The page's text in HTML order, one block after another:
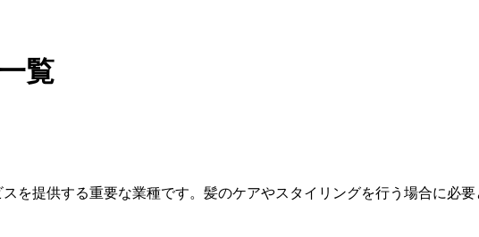
覧
を提供する重要な業種です。髪のケアやスタイリングを行う場合に必